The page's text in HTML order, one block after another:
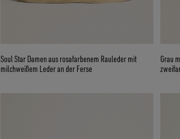
Soul Star Damen aus rosafarbenem Rauleder mit
milchweißem Leder an der Ferse
Grau